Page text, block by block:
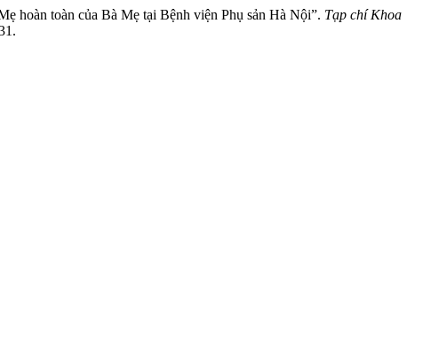
hoàn toàn của Bà Mẹ tại Bệnh viện Phụ sản Hà Nội”. Tạp chí Khoa